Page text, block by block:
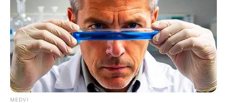
ดวงการงานงานเข้ามาเรื่อยๆ เป็นจ๊อบเล็กๆ แต่ก็ยังดีที่
รายได้หรือผลประโยชน์เข้ามาได้เรื่อยๆ
ดวงการเงินเหนื่อยกับการหาเงินบ้าง แต่ก็ยังดีที่สามารถ
หาเงินเข้ามาได้เรื่อยๆ
MEDVI